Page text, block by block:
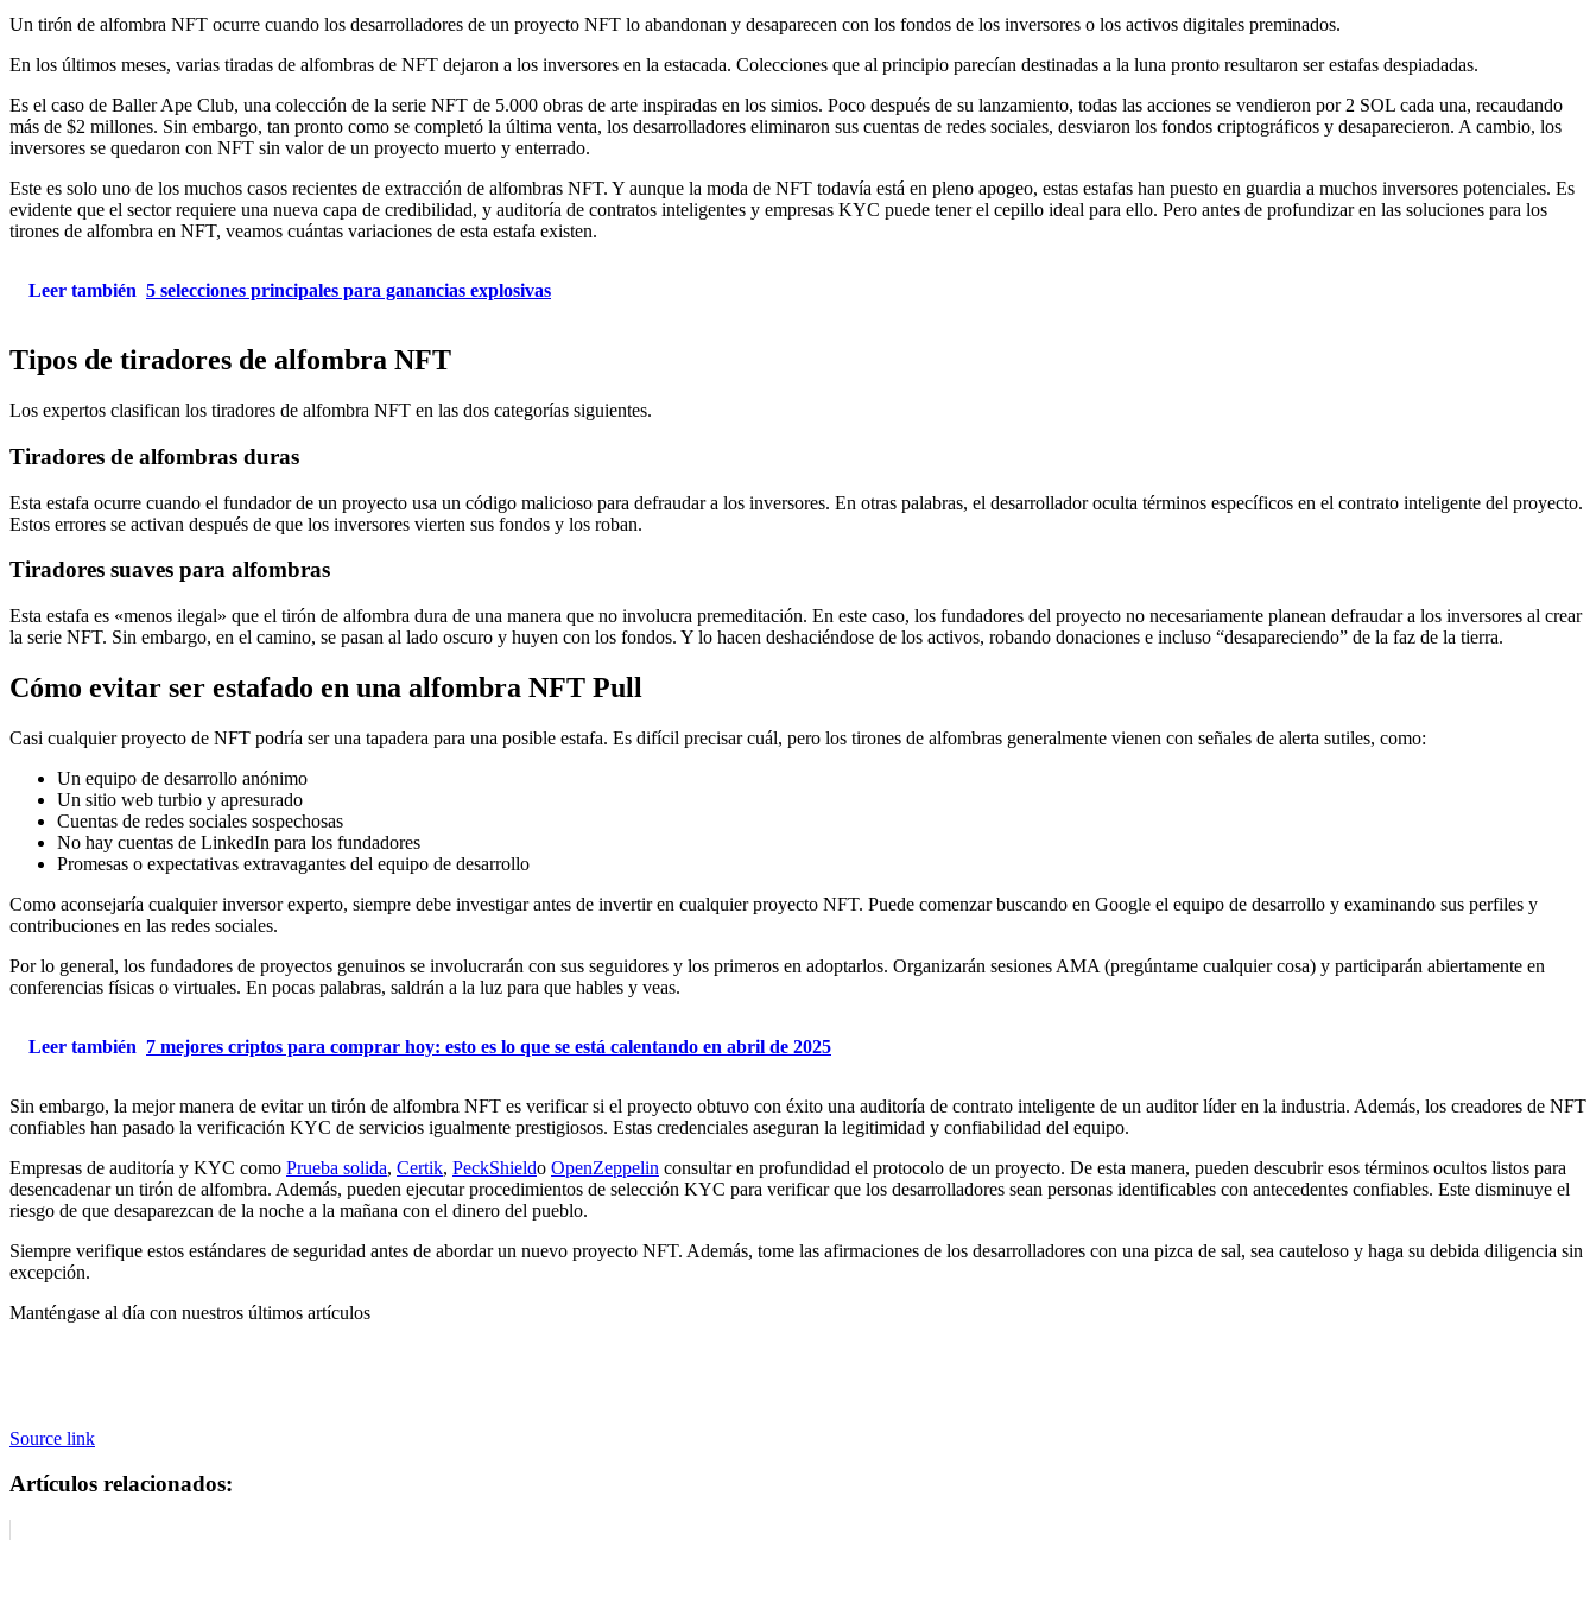
Un tirón de alfombra NFT ocurre cuando los desarrolladores de un proyecto NFT lo abandonan y desaparecen con los fondos de los inversores o los activos digitales preminados.
En los últimos meses, varias tiradas de alfombras de NFT dejaron a los inversores en la estacada. Colecciones que al principio parecían destinadas a la luna pronto resultaron ser estafas despiadadas.
Es el caso de Baller Ape Club, una colección de la serie NFT de 5.000 obras de arte inspiradas en los simios. Poco después de su lanzamiento, todas las acciones se vendieron por 2 SOL cada una, recaudando
más de $2 millones. Sin embargo, tan pronto como se completó la última venta, los desarrolladores eliminaron sus cuentas de redes sociales, desviaron los fondos criptográficos y desaparecieron. A cambio, los
inversores se quedaron con NFT sin valor de un proyecto muerto y enterrado.
Este es solo uno de los muchos casos recientes de extracción de alfombras NFT. Y aunque la moda de NFT todavía está en pleno apogeo, estas estafas han puesto en guardia a muchos inversores potenciales. Es
evidente que el sector requiere una nueva capa de credibilidad, y auditoría de contratos inteligentes y empresas KYC puede tener el cepillo ideal para ello. Pero antes de profundizar en las soluciones para los
tirones de alfombra en NFT, veamos cuántas variaciones de esta estafa existen.
Leer también 5 selecciones principales para ganancias explosivas
Tipos de tiradores de alfombra NFT
Los expertos clasifican los tiradores de alfombra NFT en las dos categorías siguientes.
Tiradores de alfombras duras
Esta estafa ocurre cuando el fundador de un proyecto usa un código malicioso para defraudar a los inversores. En otras palabras, el desarrollador oculta términos específicos en el contrato inteligente del proyecto.
Estos errores se activan después de que los inversores vierten sus fondos y los roban.
Tiradores suaves para alfombras
Esta estafa es «menos ilegal» que el tirón de alfombra dura de una manera que no involucra premeditación. En este caso, los fundadores del proyecto no necesariamente planean defraudar a los inversores al crear
la serie NFT. Sin embargo, en el camino, se pasan al lado oscuro y huyen con los fondos. Y lo hacen deshaciéndose de los activos, robando donaciones e incluso “desapareciendo” de la faz de la tierra.
Cómo evitar ser estafado en una alfombra NFT Pull
Casi cualquier proyecto de NFT podría ser una tapadera para una posible estafa. Es difícil precisar cuál, pero los tirones de alfombras generalmente vienen con señales de alerta sutiles, como:
Un equipo de desarrollo anónimo
Un sitio web turbio y apresurado
Cuentas de redes sociales sospechosas
No hay cuentas de LinkedIn para los fundadores
Promesas o expectativas extravagantes del equipo de desarrollo
Como aconsejaría cualquier inversor experto, siempre debe investigar antes de invertir en cualquier proyecto NFT. Puede comenzar buscando en Google el equipo de desarrollo y examinando sus perfiles y
contribuciones en las redes sociales.
Por lo general, los fundadores de proyectos genuinos se involucrarán con sus seguidores y los primeros en adoptarlos. Organizarán sesiones AMA (pregúntame cualquier cosa) y participarán abiertamente en
conferencias físicas o virtuales. En pocas palabras, saldrán a la luz para que hables y veas.
Leer también 7 mejores criptos para comprar hoy: esto es lo que se está calentando en abril de 2025
Sin embargo, la mejor manera de evitar un tirón de alfombra NFT es verificar si el proyecto obtuvo con éxito una auditoría de contrato inteligente de un auditor líder en la industria. Además, los creadores de NFT
confiables han pasado la verificación KYC de servicios igualmente prestigiosos. Estas credenciales aseguran la legitimidad y confiabilidad del equipo.
Empresas de auditoría y KYC como Prueba solida, Certik, PeckShieldo OpenZeppelin consultar en profundidad el protocolo de un proyecto. De esta manera, pueden descubrir esos términos ocultos listos para
desencadenar un tirón de alfombra. Además, pueden ejecutar procedimientos de selección KYC para verificar que los desarrolladores sean personas identificables con antecedentes confiables. Este disminuye el
riesgo de que desaparezcan de la noche a la mañana con el dinero del pueblo.
Siempre verifique estos estándares de seguridad antes de abordar un nuevo proyecto NFT. Además, tome las afirmaciones de los desarrolladores con una pizca de sal, sea cauteloso y haga su debida diligencia sin
excepción.
Manténgase al día con nuestros últimos artículos
Source link
Artículos relacionados: